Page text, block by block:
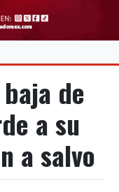
baja de
a su
a salvo